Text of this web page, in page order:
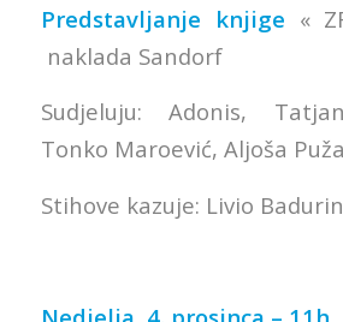
Predstavljanje knjige «
naklada Sandorf
Sudjeluju: Adonis,
Tonko Maroević, Aljoša
Stihove kazuje: Livio